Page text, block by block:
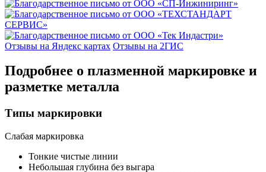
Отзывы на Яндекс картах Отзывы на 2ГИС
Подробнее о плазменной маркировке и
разметке металла
Типы маркировки
Слабая маркировка
Тонкие чистые линии
Небольшая глубина без выгара